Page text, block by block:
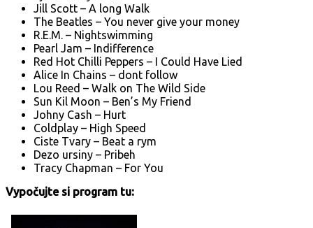
Jill Scott – A long Walk
The Beatles – You never give your money
R.E.M. – Nightswimming
Pearl Jam – Indifference
Red Hot Chilli Peppers – I Could Have Lied
Alice In Chains – dont follow
Lou Reed – Walk on The Wild Side
Sun Kil Moon – Ben’s My Friend
Johny Cash – Hurt
Coldplay – High Speed
Ciste Tvary – Beat a rym
Dezo ursiny – Pribeh
Tracy Chapman – For You
Vypočujte si program tu: